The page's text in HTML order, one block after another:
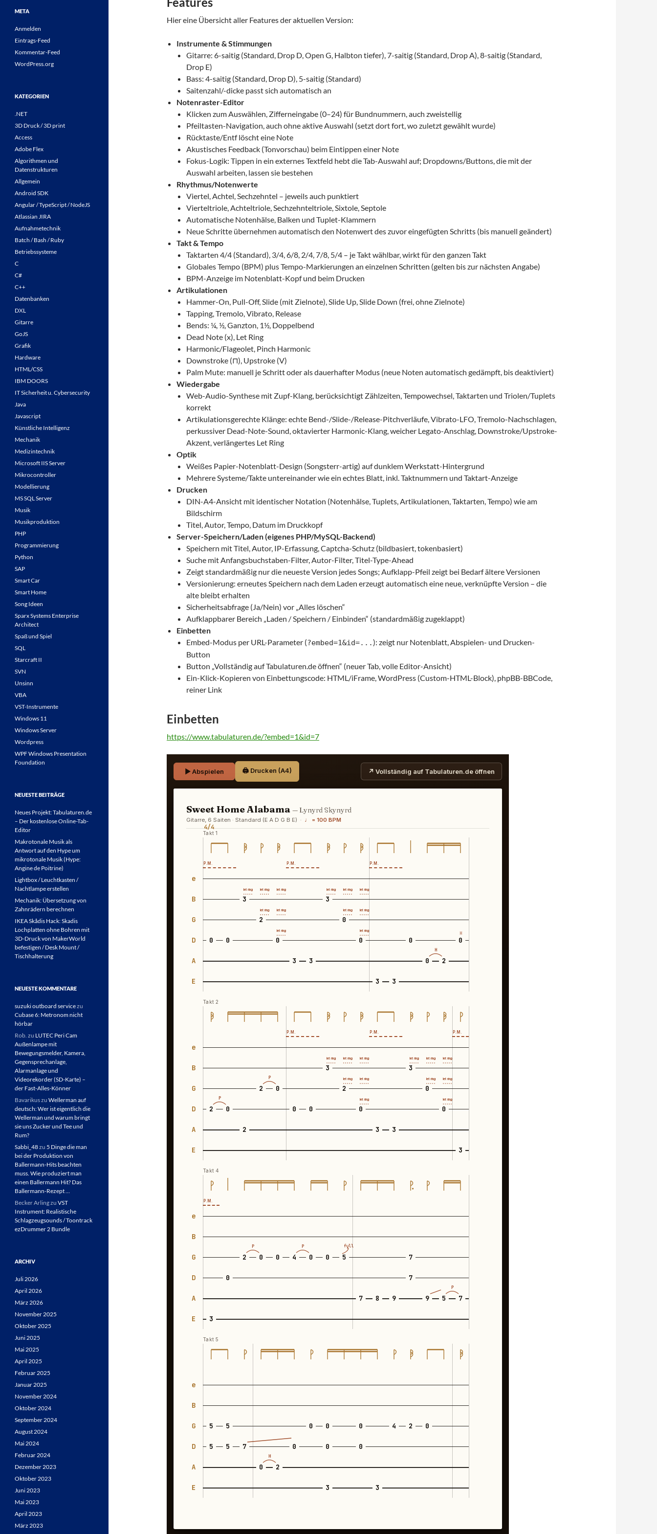
Hier eine Übersicht aller Features der aktuellen Version:
Instrumente & Stimmungen
Gitarre: 6-saitig (Standard, Drop D, Open G, Halbton tiefer), 7-saitig (Standard, Drop A), 8-saitig (Standard,
Drop E)
Bass: 4-saitig (Standard, Drop D), 5-saitig (Standard)
Saitenzahl/-dicke passt sich automatisch an
Notenraster-Editor
Klicken zum Auswählen, Zifferneingabe (0–24) für Bundnummern, auch zweistellig
Pfeiltasten-Navigation, auch ohne aktive Auswahl (setzt dort fort, wo zuletzt gewählt wurde)
Rücktaste/Entf löscht eine Note
Akustisches Feedback (Tonvorschau) beim Eintippen einer Note
Fokus-Logik: Tippen in ein externes Textfeld hebt die Tab-Auswahl auf; Dropdowns/Buttons, die mit der
Auswahl arbeiten, lassen sie bestehen
Rhythmus/Notenwerte
Viertel, Achtel, Sechzehntel – jeweils auch punktiert
Vierteltriole, Achteltriole, Sechzehnteltriole, Sixtole, Septole
Automatische Notenhälse, Balken und Tuplet-Klammern
Neue Schritte übernehmen automatisch den Notenwert des zuvor eingefügten Schritts (bis manuell geändert)
Takt & Tempo
Taktarten 4/4 (Standard), 3/4, 6/8, 2/4, 7/8, 5/4 – je Takt wählbar, wirkt für den ganzen Takt
Globales Tempo (BPM) plus Tempo-Markierungen an einzelnen Schritten (gelten bis zur nächsten Angabe)
BPM-Anzeige im Notenblatt-Kopf und beim Drucken
Artikulationen
Hammer-On, Pull-Off, Slide (mit Zielnote), Slide Up, Slide Down (frei, ohne Zielnote)
Tapping, Tremolo, Vibrato, Release
Bends: ¼, ½, Ganzton, 1½, Doppelbend
Dead Note (x), Let Ring
Harmonic/Flageolet, Pinch Harmonic
Downstroke (⊓), Upstroke (V)
Palm Mute: manuell je Schritt oder als dauerhafter Modus (neue Noten automatisch gedämpft, bis deaktiviert)
Wiedergabe
Web-Audio-Synthese mit Zupf-Klang, berücksichtigt Zählzeiten, Tempowechsel, Taktarten und Triolen/Tuplets
korrekt
Artikulationsgerechte Klänge: echte Bend-/Slide-/Release-Pitchverläufe, Vibrato-LFO, Tremolo-Nachschlagen,
perkussiver Dead-Note-Sound, oktavierter Harmonic-Klang, weicher Legato-Anschlag, Downstroke/Upstroke-
Akzent, verlängertes Let Ring
Optik
Weißes Papier-Notenblatt-Design (Songsterr-artig) auf dunklem Werkstatt-Hintergrund
Mehrere Systeme/Takte untereinander wie ein echtes Blatt, inkl. Taktnummern und Taktart-Anzeige
Drucken
DIN-A4-Ansicht mit identischer Notation (Notenhälse, Tuplets, Artikulationen, Taktarten, Tempo) wie am
Bildschirm
Titel, Autor, Tempo, Datum im Druckkopf
Server-Speichern/Laden (eigenes PHP/MySQL-Backend)
Speichern mit Titel, Autor, IP-Erfassung, Captcha-Schutz (bildbasiert, tokenbasiert)
Suche mit Anfangsbuchstaben-Filter, Autor-Filter, Titel-Type-Ahead
Zeigt standardmäßig nur die neueste Version jedes Songs; Aufklapp-Pfeil zeigt bei Bedarf ältere Versionen
Versionierung: erneutes Speichern nach dem Laden erzeugt automatisch eine neue, verknüpfte Version – die
alte bleibt erhalten
Sicherheitsabfrage (Ja/Nein) vor „Alles löschen“
Aufklappbarer Bereich „Laden / Speichern / Einbinden“ (standardmäßig zugeklappt)
Einbetten
Embed-Modus per URL-Parameter (?embed=1&id=...): zeigt nur Notenblatt, Abspielen- und Drucken-
Button
Button „Vollständig auf Tabulaturen.de öffnen“ (neuer Tab, volle Editor-Ansicht)
Ein-Klick-Kopieren von Einbettungscode: HTML/iFrame, WordPress (Custom-HTML-Block), phpBB-BBCode,
reiner Link
Einbetten
https://www.tabulaturen.de/?embed=1&id=7
META
Anmelden
Eintrags-Feed
Kommentar-Feed
WordPress.org
KATEGORIEN
.NET
3D Druck / 3D print
Access
Adobe Flex
Algorithmen und
Datenstrukturen
Allgemein
Android SDK
Angular / TypeScript / NodeJS
Atlassian JIRA
Aufnahmetechnik
Batch / Bash / Ruby
Betriebssysteme
C
C#
C++
Datenbanken
DXL
Gitarre
GoJS
Grafik
Hardware
HTML/CSS
IBM DOORS
IT Sicherheit u. Cybersecurity
Java
Javascript
Künstliche Intelligenz
Mechanik
Medizintechnik
Microsoft IIS Server
Mikrocontroller
Modellierung
MS SQL Server
Musik
Musikproduktion
PHP
Programmierung
Python
SAP
Smart Car
Smart Home
Song Ideen
Sparx Systems Enterprise
Architect
Spaß und Spiel
SQL
Starcraft II
SVN
Unsinn
VBA
VST-Instrumente
Windows 11
Windows Server
Wordpress
WPF Windows Presentation
Foundation
NEUESTE BEITRÄGE
Neues Projekt: Tabulaturen.de
– Der kostenlose Online-Tab-
Editor
Makrotonale Musik als
Antwort auf den Hype um
mikrotonale Musik (Hype:
Angine de Poitrine)
Lightbox / Leuchtkasten /
Nachtlampe erstellen
Mechanik: Übersetzung von
Zahnrädern berechnen
IKEA Skådis Hack: Skadis
Lochplatten ohne Bohren mit
3D-Druck von MakerWorld
befestigen / Desk Mount /
Tischhalterung
NEUESTE KOMMENTARE
suzuki outboard servicezu
Cubase 6: Metronom nicht
hörbar
Rob. zu LUTEC Peri Cam
Außenlampe mit
Bewegungsmelder, Kamera,
Gegensprechanlage,
Alarmanlage und
Videorekorder (SD-Karte) –
der Fast-Alles-Könner
Bavarikuszu Wellerman auf
deutsch: Wer ist eigentlich die
Wellerman und warum bringt
sie uns Zucker und Tee und
Rum?
Sabbi_48zu 5 Dinge die man
bei der Produktion von
Ballermann-Hits beachten
muss. Wie produziert man
einen Ballermann Hit? Das
Ballermann-Rezept …
Becker Arlingzu VST
Instrument: Realistische
Schlagzeugsounds / Toontrack
ezDrummer 2 Bundle
ARCHIV
Juli 2026
April 2026
März 2026
November 2025
Oktober 2025
Juni 2025
Mai 2025
April 2025
Februar 2025
Januar 2025
November 2024
Oktober 2024
September 2024
August 2024
Mai 2024
Februar 2024
Dezember 2023
Oktober 2023
Juni 2023
Mai 2023
April 2023
März 2023